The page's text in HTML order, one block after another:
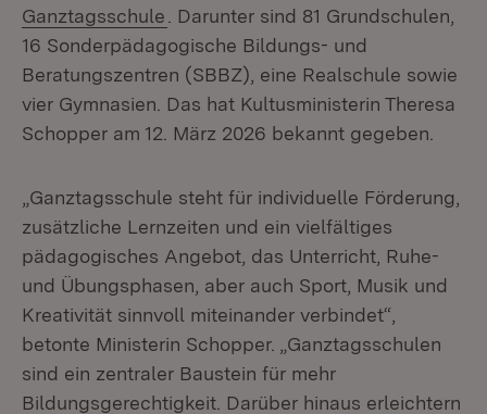
Ganztagsschule (Öffnet in neuem Fenster)
. Darunter sind 81 Grundschulen,
16 Sonderpädagogische Bildungs- und
Beratungszentren (SBBZ), eine Realschule sowie
vier Gymnasien. Das hat Kultusministerin Theresa
Schopper am 12. März 2026 bekannt gegeben.
„Ganztagsschule steht für individuelle Förderung,
zusätzliche Lernzeiten und ein vielfältiges
pädagogisches Angebot, das Unterricht, Ruhe-
und Übungsphasen, aber auch Sport, Musik und
Kreativität sinnvoll miteinander verbindet“,
betonte Ministerin Schopper. „Ganztagsschulen
sind ein zentraler Baustein für mehr
Bildungsgerechtigkeit. Darüber hinaus erleichtern